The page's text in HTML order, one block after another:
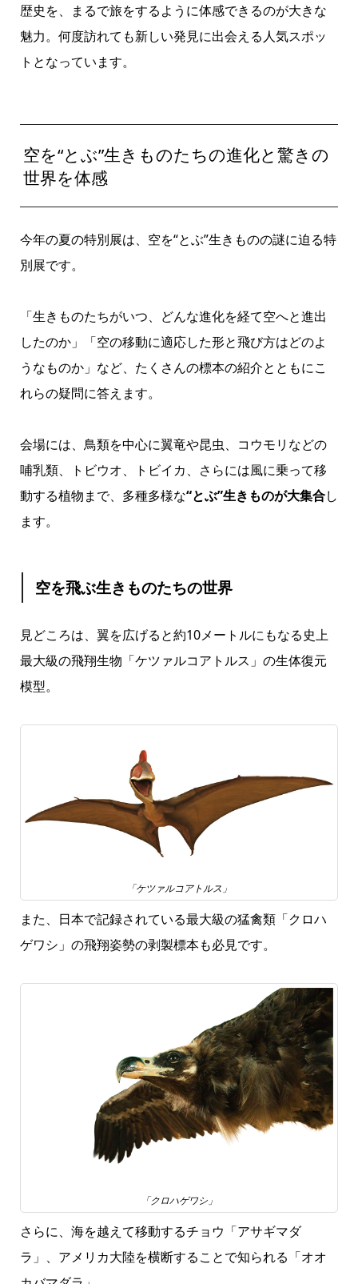
歴史を、まるで旅をするように体感できるのが大きな
魅力。何度訪れても新しい発見に出会える人気スポッ
トとなっています。
空を“とぶ”生きものたちの進化と驚きの
世界を体感
今年の夏の特別展は、空を“とぶ”生きものの謎に迫る特
別展です。
「生きものたちがいつ、どんな進化を経て空へと進出
したのか」「空の移動に適応した形と飛び方はどのよ
うなものか」など、たくさんの標本の紹介とともにこ
れらの疑問に答えます。
会場には、鳥類を中心に翼竜や昆虫、コウモリなどの
哺乳類、トビウオ、トビイカ、さらには風に乗って移
動する植物まで、多種多様な“とぶ”生きものが大集合し
ます。
空を飛ぶ生きものたちの世界
見どころは、翼を広げると約10メートルにもなる史上
最大級の飛翔生物「ケツァルコアトルス」の生体復元
模型。
「ケツァルコアトルス」
また、日本で記録されている最大級の猛禽類「クロハ
ゲワシ」の飛翔姿勢の剥製標本も必見です。
「クロハゲワシ」
さらに、海を越えて移動するチョウ「アサギマダ
ラ」、アメリカ大陸を横断することで知られる「オオ